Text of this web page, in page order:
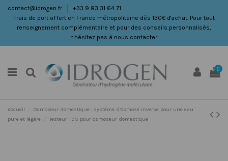
contact@idrogen.fr
+33 9 83 31 64 71
Frais de port offert en France métropolitaine dès 130€ d'achat. Pour tout
renseignement complémentaire et pour des conseils personnalisés,
n'hésitez pas à nous contacter.
0
Accueil
Osmoseur domestique : système d’osmose inverse pour une eau
pure et légère
Testeur TDS pour osmoseur domestique